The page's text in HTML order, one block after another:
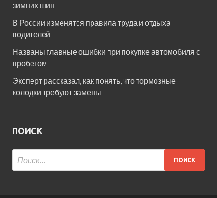
зимних шин
В России изменятся правила труда и отдыха
водителей
Названы главные ошибки при покупке автомобиля с
пробегом
Эксперт рассказал, как понять, что тормозные
колодки требуют замены
ПОИСК